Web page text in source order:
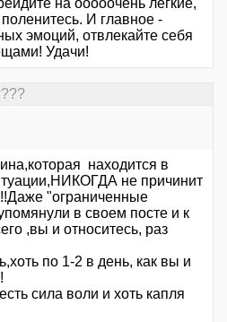
И главное -
эмоций, отвлекайте себя
Удачи!
находится в
не причинит
"ограниченные
в своем посте и к
,вы и относитесь, раз
по 1-2 в день, как вы и
сила воли и хоть капля